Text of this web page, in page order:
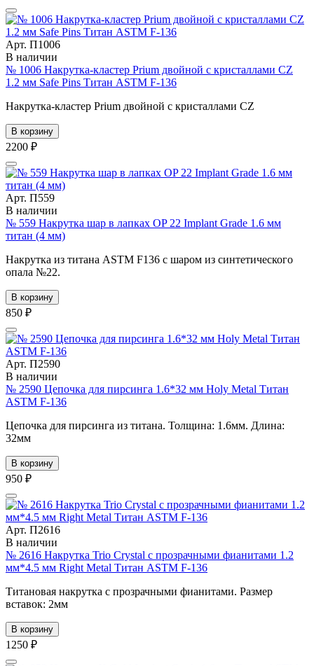
Арт. П1006
В наличии
№ 1006 Накрутка-кластер Prium двойной с кристаллами CZ
1.2 мм Safe Pins Титан ASTM F-136
Накрутка-кластер Prium двойной с кристаллами CZ
В корзину
2200 ₽
Арт. П559
В наличии
№ 559 Накрутка шар в лапках OP 22 Implant Grade 1.6 мм
титан (4 мм)
Накрутка из титана ASTM F136 с шаром из синтетического
опала №22.
В корзину
850 ₽
Арт. П2590
В наличии
№ 2590 Цепочка для пирсинга 1.6*32 мм Holy Metal Титан
ASTM F-136
Цепочка для пирсинга из титана. Толщина: 1.6мм. Длина:
32мм
В корзину
950 ₽
Арт. П2616
В наличии
№ 2616 Накрутка Trio Crystal с прозрачными фианитами 1.2
мм*4.5 мм Right Metal Титан ASTM F-136
Титановая накрутка с прозрачными фианитами. Размер
вставок: 2мм
В корзину
1250 ₽